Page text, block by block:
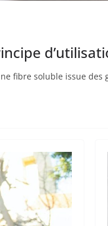
fibre soluble issue